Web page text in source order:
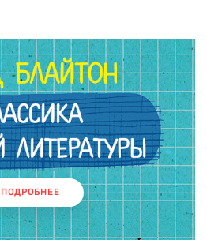
ПОДРОБНЕЕ